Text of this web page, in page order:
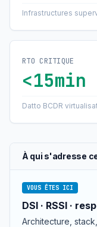
Infrastructures
RTO CRITIQUE
<15min
Datto BCDR
À qui s'adresse
VOUS ÊTES ICI
DSI · RSSI ·
Architecture,